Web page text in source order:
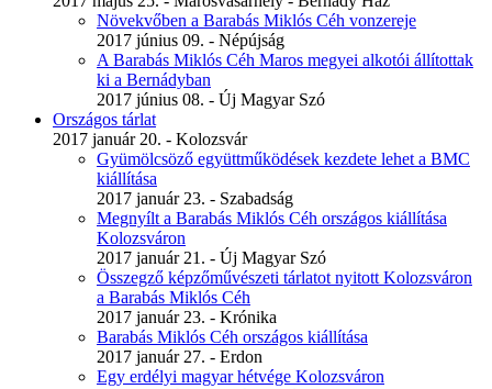
Növekvőben a Barabás Miklós Céh vonzereje
2017 június 09. - Népújság
A Barabás Miklós Céh Maros megyei alkotói állítottak
ki a Bernádyban
2017 június 08. - Új Magyar Szó
Országos tárlat
2017 január 20. - Kolozsvár
Gyümölcsöző együttműködések kezdete lehet a BMC
kiállítása
2017 január 23. - Szabadság
Megnyílt a Barabás Miklós Céh országos kiállítása
Kolozsváron
2017 január 21. - Új Magyar Szó
Összegző képzőművészeti tárlatot nyitott Kolozsváron
a Barabás Miklós Céh
2017 január 23. - Krónika
Barabás Miklós Céh országos kiállítása
2017 január 27. - Erdon
Egy erdélyi magyar hétvége Kolozsváron